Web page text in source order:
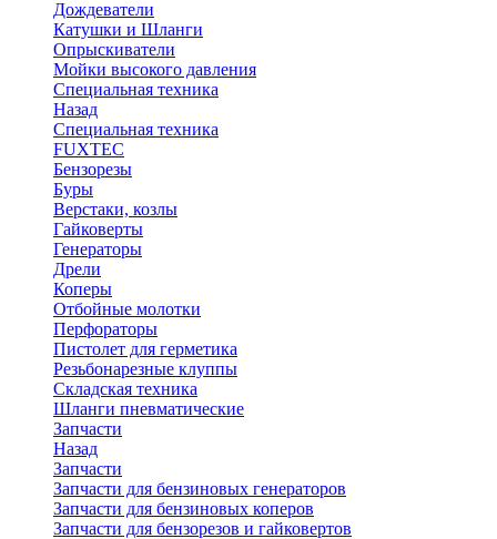
Дождеватели
Катушки и Шланги
Опрыскиватели
Мойки высокого давления
Специальная техника
Назад
Специальная техника
FUXTEC
Бензорезы
Буры
Верстаки, козлы
Гайковерты
Генераторы
Дрели
Коперы
Отбойные молотки
Перфораторы
Пистолет для герметика
Резьбонарезные клуппы
Складская техника
Шланги пневматические
Запчасти
Назад
Запчасти
Запчасти для бензиновых генераторов
Запчасти для бензиновых коперов
Запчасти для бензорезов и гайковертов